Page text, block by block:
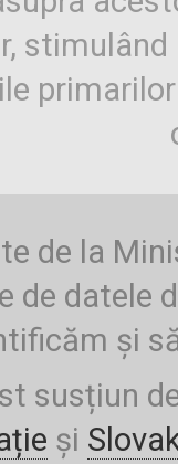
de la
de datele
și
susțiun
și